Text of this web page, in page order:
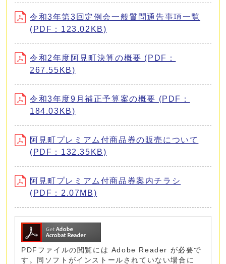
令和3年第3回定例会一般質問通告事項一覧
(PDF：123.02KB)
令和2年度阿見町決算の概要 (PDF：
267.55KB)
令和3年度9月補正予算案の概要 (PDF：
184.03KB)
阿見町プレミアム付商品券の販売について
(PDF：132.35KB)
阿見町プレミアム付商品券案内チラシ
(PDF：2.07MB)
PDFファイルの閲覧には Adobe Reader が必要で
す。同ソフトがインストールされていない場合に